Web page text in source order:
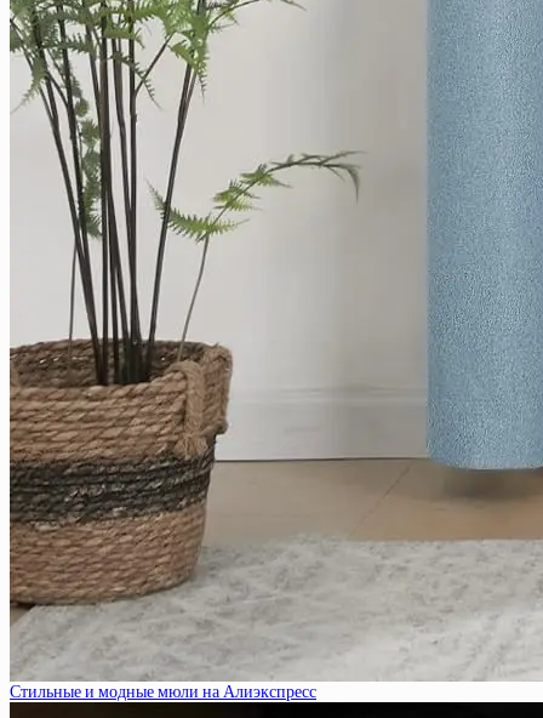
Стильные и модные мюли на Алиэкспресс